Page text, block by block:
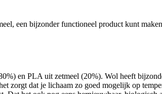
een bijzonder functioneel product kunt
en PLA uit zetmeel (20%). Wol heeft
zorgt dat je lichaam zo goed mogelijk op